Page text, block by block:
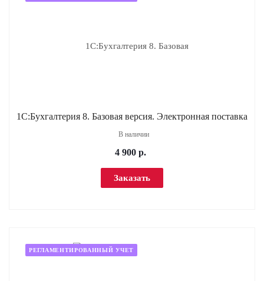
1С:Бухгалтерия 8. Базовая версия. Электронная поставка
В наличии
4 900 р.
Заказать
РЕГЛАМЕНТИРОВАННЫЙ УЧЕТ